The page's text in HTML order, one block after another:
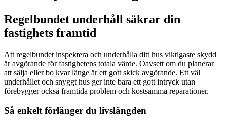
Regelbundet underhåll säkrar din
fastighets framtid
Att regelbundet inspektera och underhålla ditt hus viktigaste skydd
är avgörande för fastighetens totala värde. Oavsett om du planerar
att sälja eller bo kvar länge är ett gott skick avgörande. Ett väl
underhållet och snyggt hus ger inte bara ett gott intryck utan
förebygger också framtida problem och kostsamma reparationer.
Så enkelt förlänger du livslängden